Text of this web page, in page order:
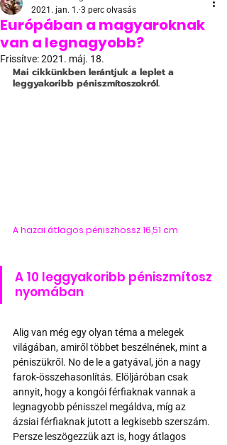
Európában a magyaroknak
van a legnagyobb?
2021. jan. 1. 3 perc olvasás
Frissítve:2021. máj. 18.
Mai cikkünkben lerántjuk a leplet a
leggyakoribb péniszmítoszokról.
A hazai átlagos péniszhossz 16,51 cm
A 10 leggyakoribb péniszmítosz
nyomában
Alig van még egy olyan téma a melegek
világában, amiről többet beszélnének, mint a
péniszükről. No de le a gatyával, jön a nagy
farok-összehasonlítás. Elöljáróban csak
annyit, hogy a kongói férfiaknak vannak a
legnagyobb pénisszel megáldva, míg az
ázsiai férfiaknak jutott a legkisebb szerszám.
Persze leszögezzük azt is, hogy átlagos